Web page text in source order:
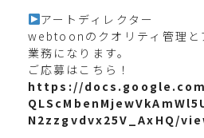
アートディレクター
webtoonのクオリティ管理と
業務になります。
ご応募はこちら！
https://
N2zzgvdvx25V_AxHQ/